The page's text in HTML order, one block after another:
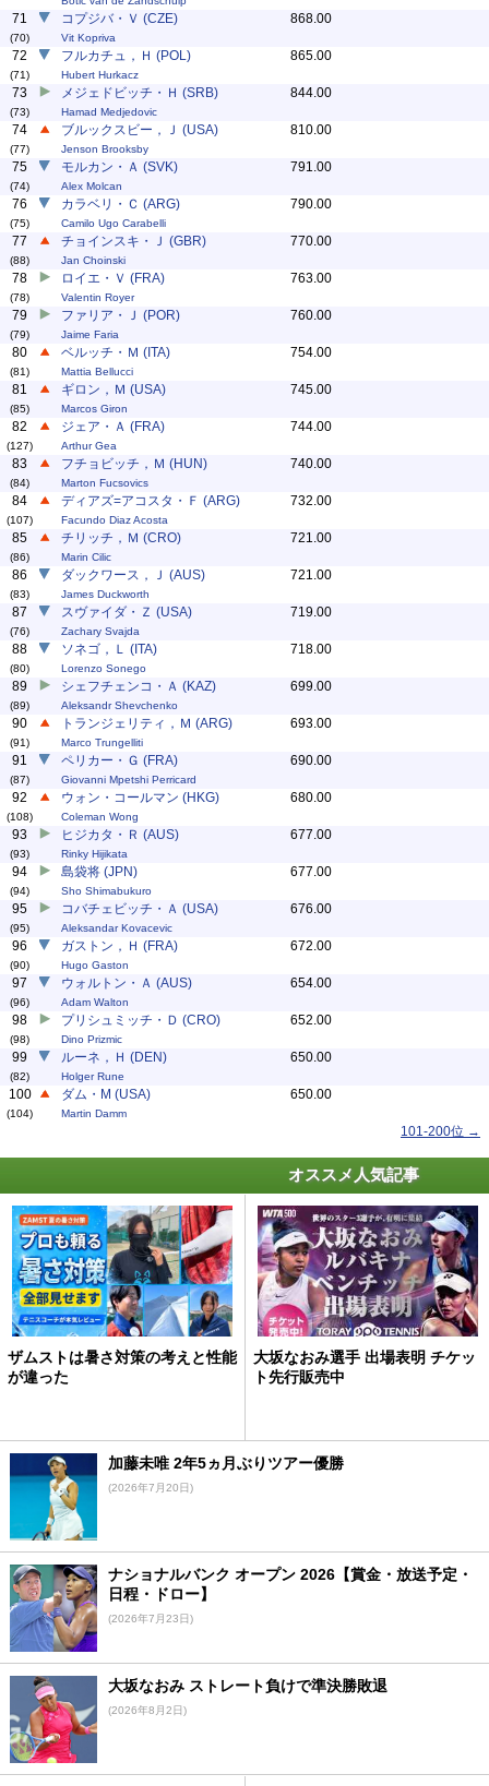
71
(70)
コプジバ・Ｖ (CZE)
Vit Kopriva
868.00
72
(71)
フルカチュ，Ｈ (POL)
Hubert Hurkacz
865.00
73
(73)
メジェドビッチ・Ｈ (SRB)
Hamad Medjedovic
844.00
74
(77)
ブルックスビー，Ｊ (USA)
Jenson Brooksby
810.00
75
(74)
モルカン・Ａ (SVK)
Alex Molcan
791.00
76
(75)
カラベリ・Ｃ (ARG)
Camilo Ugo Carabelli
790.00
77
(88)
チョインスキ・Ｊ (GBR)
Jan Choinski
770.00
78
(78)
ロイエ・Ｖ (FRA)
Valentin Royer
763.00
79
(79)
ファリア・Ｊ (POR)
Jaime Faria
760.00
80
(81)
ベルッチ・Ｍ (ITA)
Mattia Bellucci
754.00
81
(85)
ギロン，Ｍ (USA)
Marcos Giron
745.00
82
(127)
ジェア・Ａ (FRA)
Arthur Gea
744.00
83
(84)
フチョビッチ，Ｍ (HUN)
Marton Fucsovics
740.00
84
(107)
ディアズ=アコスタ・Ｆ (ARG)
Facundo Diaz Acosta
732.00
85
(86)
チリッチ，Ｍ (CRO)
Marin Cilic
721.00
86
(83)
ダックワース，Ｊ (AUS)
James Duckworth
721.00
87
(76)
スヴァイダ・Ｚ (USA)
Zachary Svajda
719.00
88
(80)
ソネゴ，Ｌ (ITA)
Lorenzo Sonego
718.00
89
(89)
シェフチェンコ・Ａ (KAZ)
Aleksandr Shevchenko
699.00
90
(91)
トランジェリティ，Ｍ (ARG)
Marco Trungelliti
693.00
91
(87)
ペリカー・Ｇ (FRA)
Giovanni Mpetshi Perricard
690.00
92
(108)
ウォン・コールマン (HKG)
Coleman Wong
680.00
93
(93)
ヒジカタ・Ｒ (AUS)
Rinky Hijikata
677.00
94
(94)
島袋将 (JPN)
Sho Shimabukuro
677.00
95
(95)
コバチェビッチ・Ａ (USA)
Aleksandar Kovacevic
676.00
96
(90)
ガストン，Ｈ (FRA)
Hugo Gaston
672.00
97
(96)
ウォルトン・Ａ (AUS)
Adam Walton
654.00
98
(98)
プリシュミッチ・Ｄ (CRO)
Dino Prizmic
652.00
99
(82)
ルーネ，Ｈ (DEN)
Holger Rune
650.00
100
(104)
ダム・M (USA)
Martin Damm
650.00
101-200位 →
オススメ人気記事
ザムストは暑さ対策の考えと性能
が違った
大坂なおみ選手 出場表明 チケッ
ト先行販売中
加藤未唯 2年5ヵ月ぶりツアー優勝
(2026年7月20日)
ナショナルバンク オープン 2026【賞金・放送予定・
日程・ドロー】
(2026年7月23日)
大坂なおみ ストレート負けで準決勝敗退
(2026年8月2日)